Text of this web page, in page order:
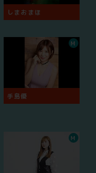
しまおまほ
手島優
M
M